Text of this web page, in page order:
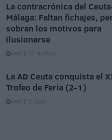
La contracrónica del
Málaga: Faltan fichajes,
sobran los motivos para
ilusionarse
HACE 17 HORAS
La AD Ceuta conquista el
Trofeo de Feria (2-1)
HACE 2 DÍAS